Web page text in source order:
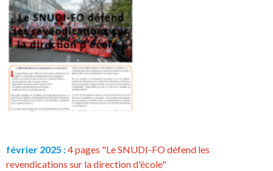
février 2025 :4 pages "Le SNUDI-FO défend les
revendications sur la direction d'école"